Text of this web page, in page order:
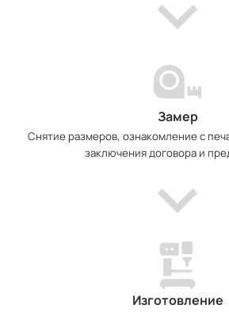
Замер
Снятие размеров, ознакомление с
заключения договора и
Изготовление